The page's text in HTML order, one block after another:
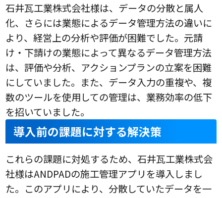
石井瓦工業株式会社様は、データの分散と属人
化、さらには業態によるデータ管理方法の違いに
より、経営上の分析や評価が困難でした。元請
け・下請けの業態によって異なるデータ管理方法
は、評価や分析、アクションプランの立案を困難
にしていました。また、データ入力の重複や、複
数のツールを使用しての管理は、業務効率の低下
を招いていました。
導入前の課題に対する解決策
これらの課題に対処するため、石井瓦工業株式会
社様はANDPADの施工管理アプリを導入しまし
た。このアプリにより、分散していたデータを一